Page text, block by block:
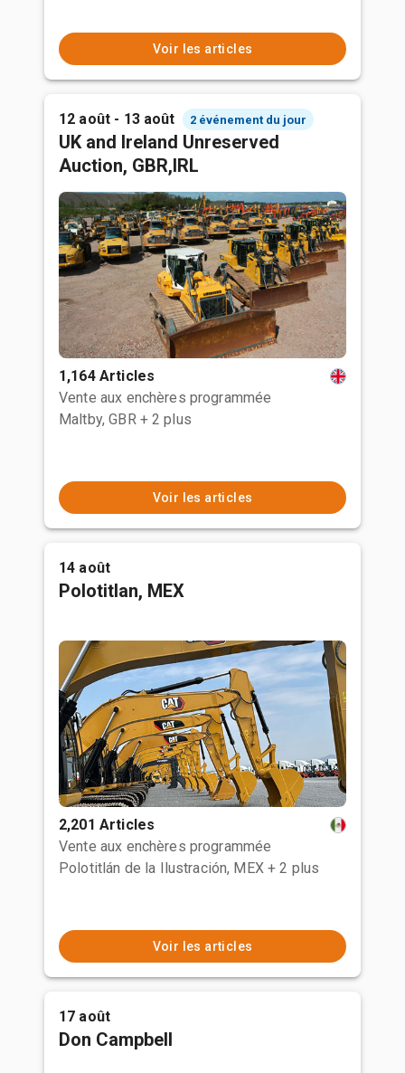
Voir les articles
12 août - 13 août 2 événement du jour
UK and Ireland Unreserved
Auction, GBR,IRL
1,164 Articles
Vente aux enchères programmée
Maltby, GBR + 2 plus
Voir les articles
14 août
Polotitlan, MEX
2,201 Articles
Vente aux enchères programmée
Polotitlán de la Ilustración, MEX + 2 plus
Voir les articles
17 août
Don Campbell